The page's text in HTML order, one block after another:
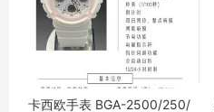
卡西欧手表 BGA-2500/250/